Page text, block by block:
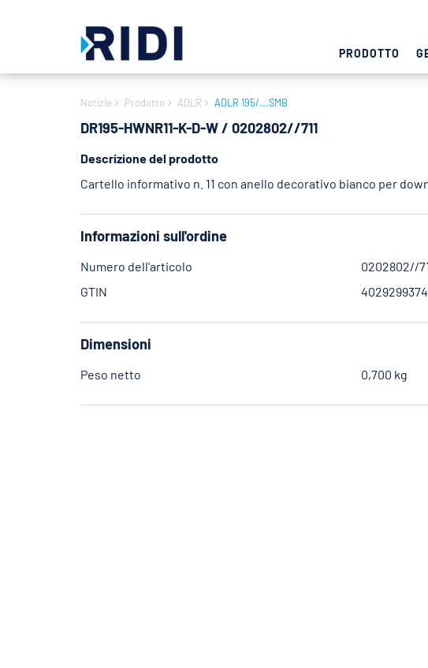
PRODOTTO
Notizie Prodotto ADLR ADLR 195/...SMB
DR195-HWNR11-K-D-W / 0202802//711
Descrizione del prodotto
Cartello informativo n. 11 con anello decorativo bianco per
Informazioni sull'ordine
Numero dell'articolo
0202802//
GTIN
Dimensioni
Peso netto 0,700 kg